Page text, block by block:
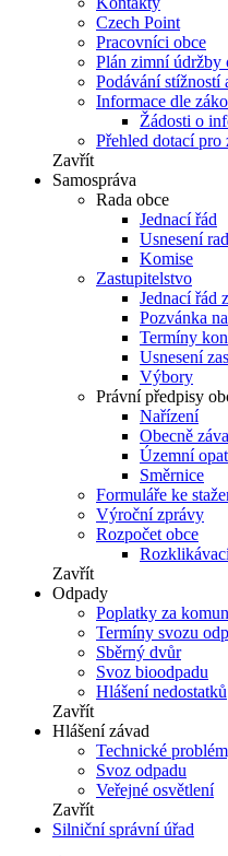
Czech Point
Pracovníci obce
Plán zimní údržby
Podávání stížností
Informace dle
Žádosti o
Přehled dotací pro
Zavřít
Samospráva
Rada obce
Jednací řád
Usnesení
Komise
Zastupitelstvo
Jednací řád
Pozvánka
Termíny
Usnesení
Výbory
Právní předpisy
Nařízení
Obecně
Územní
Směrnice
Formuláře ke
Výroční zprávy
Rozpočet obce
Zavřít
Odpady
Poplatky za
Termíny svozu
Sběrný dvůr
Svoz bioodpadu
Hlášení nedostatků
Zavřít
Hlášení závad
Technické
Svoz odpadu
Veřejné osvětlení
Zavřít
Silniční správní úřad